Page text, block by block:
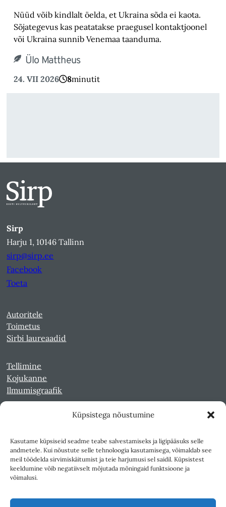
Küpsistega nõustumine
Kasutame küpsiseid seadme teabe salvestamiseks ja ligipääsuks selle
andmetele. Kui nõustute selle tehnoloogia kasutamisega, võimaldab see
meil töödelda sirvimiskäitumist ja teie harjumusi sel saidil. Küpsistest
keeldumine võib negatiivselt mõjutada mõningaid funktsioone ja
võimalusi.
Nüüd võib kindlalt öelda, et Ukraina sõda ei kaota.
Sõjategevus kas peatatakse praegusel kontaktjoonel
või Ukraina sunnib Venemaa taanduma.
Ülo Mattheus
24. VII 2026 8minutit
Sirp
Harju 1, 10146 Tallinn
sirp@sirp.ee
Facebook
Toeta
Autoritele
Toimetus
Sirbi laureaadid
Tellimine
Kojukanne
Ilmumisgraafik
Kultuurileht 1994-1997
Reede 1989-1990
Sirp ja Vasar 1940-1989